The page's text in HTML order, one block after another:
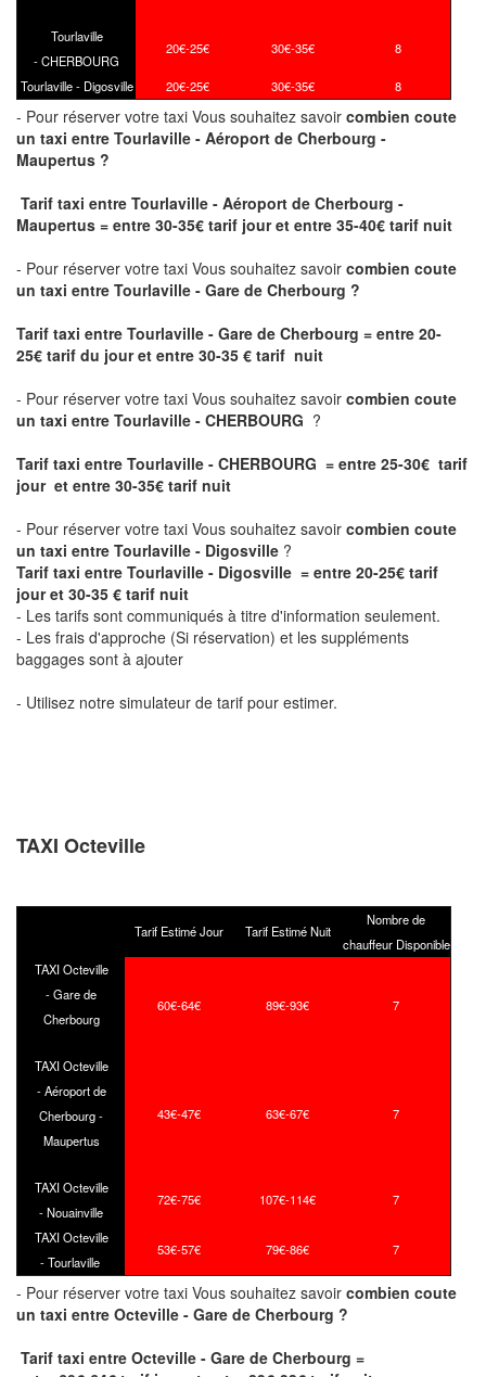
Tourlaville
- CHERBOURG
20€-25€ 30€-35€ 8
Tourlaville - Digosville 20€-25€ 30€-35€ 8
- Pour réserver votre taxi Vous souhaitez savoir combien coute
un taxi entre Tourlaville - Aéroport de Cherbourg -
Maupertus ?
Tarif taxi entre Tourlaville - Aéroport de Cherbourg -
Maupertus = entre 30-35€ tarif jour et entre 35-40€ tarif nuit
- Pour réserver votre taxi Vous souhaitez savoir combien coute
un taxi entre Tourlaville - Gare de Cherbourg ?
Tarif taxi entre Tourlaville - Gare de Cherbourg = entre 20-
25€ tarif du jour et entre 30-35 € tarif nuit
- Pour réserver votre taxi Vous souhaitez savoir combien coute
un taxi entre Tourlaville - CHERBOURG ?
Tarif taxi entre Tourlaville - CHERBOURG = entre 25-30€ tarif
jour et entre 30-35€ tarif nuit
- Pour réserver votre taxi Vous souhaitez savoir combien coute
un taxi entre Tourlaville - Digosville ?
Tarif taxi entre Tourlaville - Digosville = entre 20-25€ tarif
jour et 30-35 € tarif nuit
- Les tarifs sont communiqués à titre d'information seulement.
- Les frais d'approche (Si réservation) et les suppléments
baggages sont à ajouter
- Utilisez notre simulateur de tarif pour estimer.
TAXI Octeville
Tarif Estimé Jour Tarif Estimé Nuit
Nombre de
chauffeur Disponible
TAXI Octeville
- Gare de
Cherbourg
60€-64€ 89€-93€ 7
TAXI Octeville
- Aéroport de
Cherbourg -
Maupertus
43€-47€ 63€-67€ 7
TAXI Octeville
- Nouainville
72€-75€ 107€-114€ 7
TAXI Octeville
- Tourlaville
53€-57€ 79€-86€ 7
- Pour réserver votre taxi Vous souhaitez savoir combien coute
un taxi entre Octeville - Gare de Cherbourg ?
Tarif taxi entre Octeville - Gare de Cherbourg =